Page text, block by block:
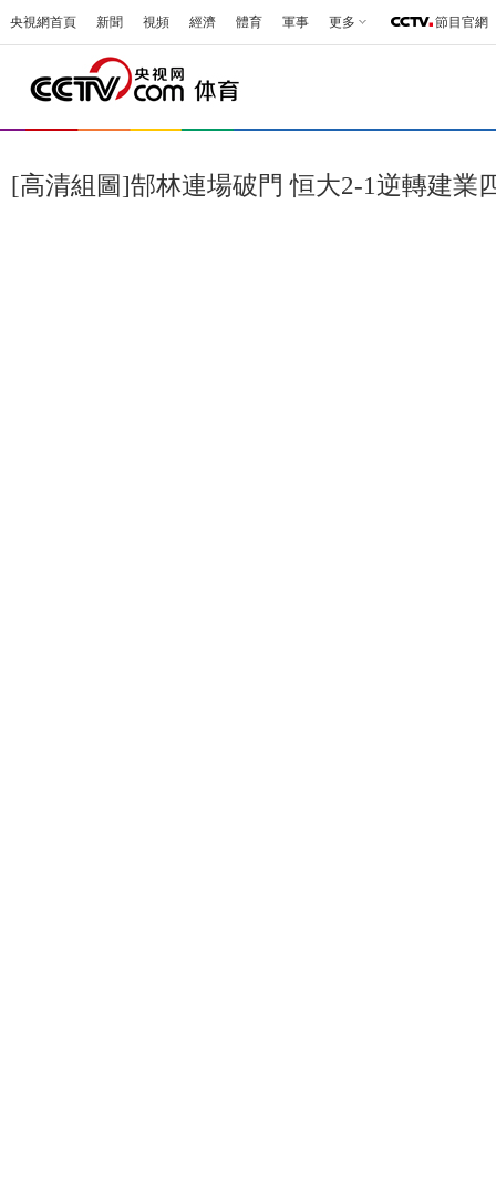
央視網首頁 新聞 視頻 經濟 體育 軍事 更多 節目官網
[高清組圖]郜林連場破門 恒大2-1逆轉建業